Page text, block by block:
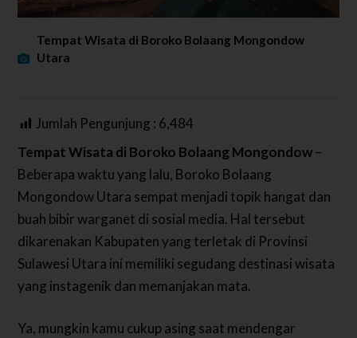
Tempat Wisata di Boroko Bolaang Mongondow
Utara
Jumlah Pengunjung : 6,484
Tempat Wisata di Boroko Bolaang Mongondow–
Beberapa waktu yang lalu, Boroko Bolaang
Mongondow Utara sempat menjadi topik hangat dan
buah bibir warganet di sosial media. Hal tersebut
dikarenakan Kabupaten yang terletak di Provinsi
Sulawesi Utara ini memiliki segudang destinasi wisata
yang instagenik dan memanjakan mata.
Ya, mungkin kamu cukup asing saat mendengar